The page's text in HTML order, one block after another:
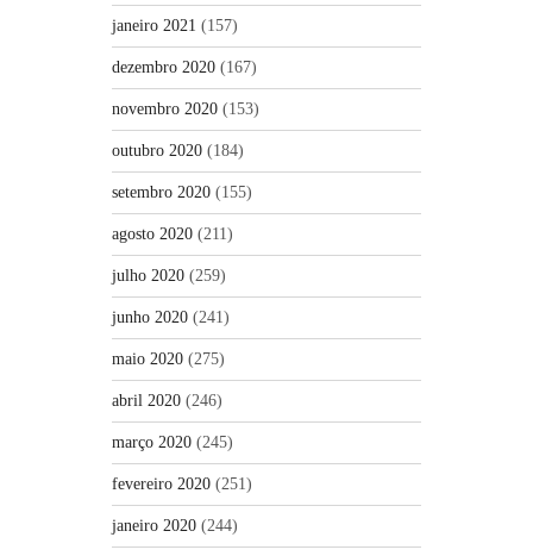
janeiro 2021 (157)
dezembro 2020 (167)
novembro 2020 (153)
outubro 2020 (184)
setembro 2020 (155)
agosto 2020 (211)
julho 2020 (259)
junho 2020 (241)
maio 2020 (275)
abril 2020 (246)
março 2020 (245)
fevereiro 2020 (251)
janeiro 2020 (244)